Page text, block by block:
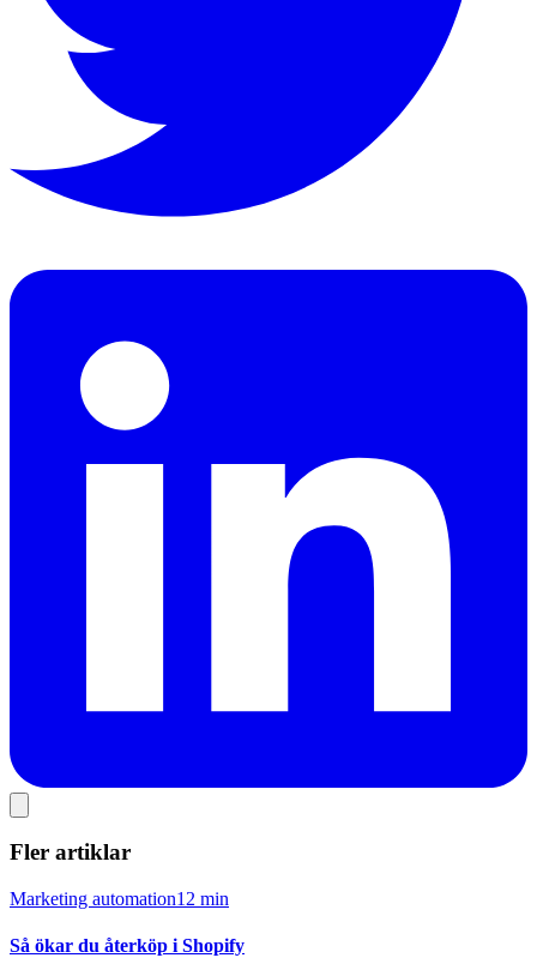
Fler artiklar
Marketing automation12 min
Så ökar du återköp i Shopify